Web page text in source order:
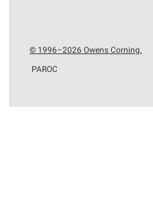
© 1996–2026 Owens Corning.
PAROC